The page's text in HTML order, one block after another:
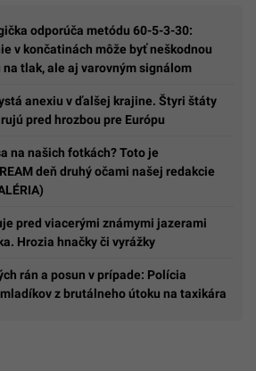
odporúča metódu 60-5-3-30:
v končatinách môže byť neškodnou
na tlak, ale aj varovným signálom
anexiu v ďalšej krajine. Štyri štáty
pred hrozbou pre Európu
na našich fotkách? Toto je
deň druhý očami našej redakcie
pred viacerými známymi jazerami
Hrozia hnačky či vyrážky
rán a posun v prípade: Polícia
z brutálneho útoku na taxikára